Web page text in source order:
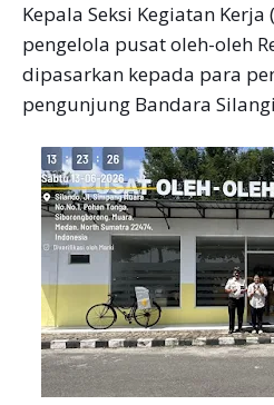
Kepala Seksi Kegiatan
pengelola pusat oleh-oleh
dipasarkan kepada para
pengunjung Bandara